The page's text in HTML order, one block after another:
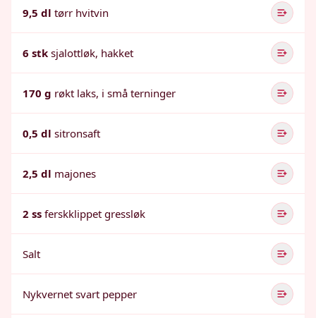
9,5 dl tørr hvitvin
6 stk sjalottløk, hakket
170 g røkt laks, i små terninger
0,5 dl sitronsaft
2,5 dl majones
2 ss ferskklippet gressløk
Salt
Nykvernet svart pepper